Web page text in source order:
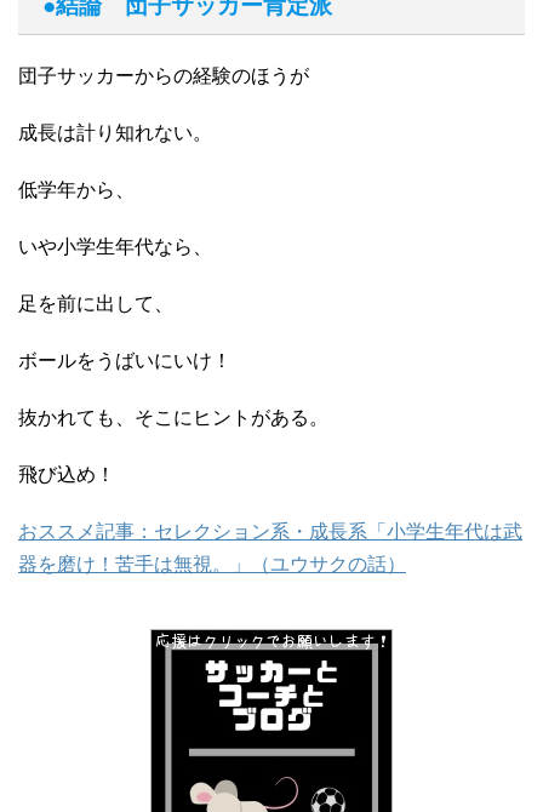
●結論 団子サッカー肯定派
団子サッカーからの経験のほうが
成長は計り知れない。
低学年から、
いや小学生年代なら、
足を前に出して、
ボールをうばいにいけ！
抜かれても、そこにヒントがある。
飛び込め！
おススメ記事：セレクション系・成長系「小学生年代は武
器を磨け！苦手は無視。」（ユウサクの話）